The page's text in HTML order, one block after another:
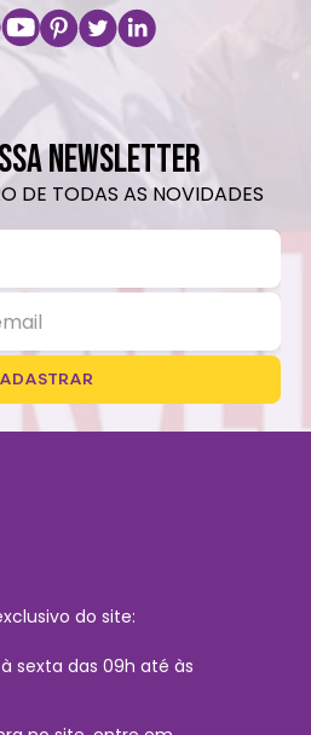
NEWSLETTER
DE TODAS AS NOVIDADES
do site:
sexta das 09h até às